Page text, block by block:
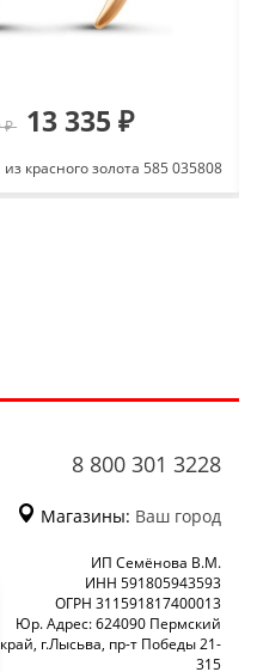
₽ 13 335 ₽
красного золота 585 035808
8 800 301 3228
Магазины: Ваш город
ИП Семёнова В.М.
ИНН 591805943593
ОГРН 311591817400013
Юр. Адрес: 624090 Пермский
край, г.Лысьва, пр-т Победы 21-
315